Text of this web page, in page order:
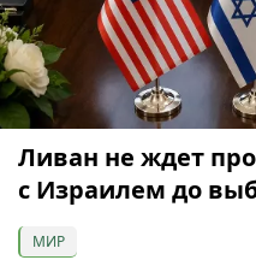
Ливан не ждет
с Израилем до
МИР